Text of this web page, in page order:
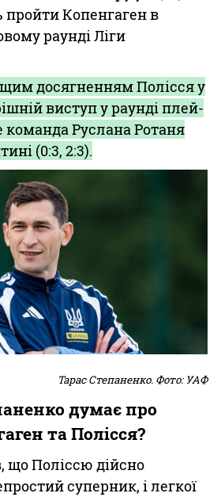
пройти Копенгаген в
раунді Ліги
досягненням Полісся у
виступ у раунді плей-
команда Руслана Ротаня
(0:3, 2:3).
Тарас Степаненко. Фото: УАФ
думає про
та Полісся?
що Поліссю дійсно
суперник, і легкої